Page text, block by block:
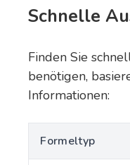
Schnelle
Finden Sie
benötigen,
Informationen:
Formeltyp